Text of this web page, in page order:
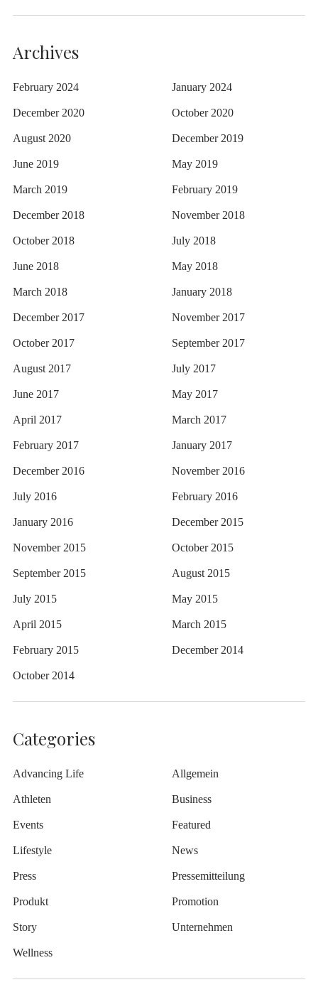
Archives
February 2024 January 2024
December 2020 October 2020
August 2020 December 2019
June 2019 May 2019
March 2019 February 2019
December 2018 November 2018
October 2018 July 2018
June 2018 May 2018
March 2018 January 2018
December 2017 November 2017
October 2017 September 2017
August 2017 July 2017
June 2017 May 2017
April 2017 March 2017
February 2017 January 2017
December 2016 November 2016
July 2016 February 2016
January 2016 December 2015
November 2015 October 2015
September 2015 August 2015
July 2015 May 2015
April 2015 March 2015
February 2015 December 2014
October 2014
Categories
Advancing Life Allgemein
Athleten Business
Events Featured
Lifestyle News
Press Pressemitteilung
Produkt Promotion
Story Unternehmen
Wellness